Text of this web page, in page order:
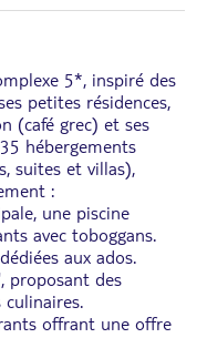
5*, inspiré des
petites résidences,
(café grec) et ses
hébergements
suites et villas),
:
une piscine
avec toboggans.
aux ados.
proposant des
offrant une offre